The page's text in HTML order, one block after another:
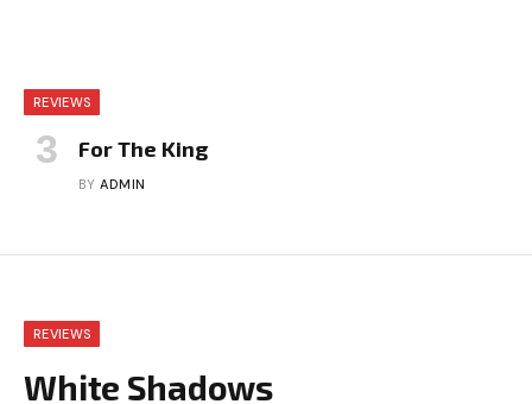
REVIEWS
For The King
BY ADMIN
REVIEWS
White Shadows